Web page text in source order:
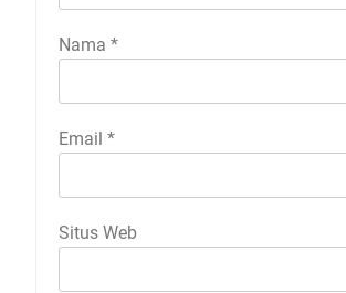
Nama *
Email *
Situs Web